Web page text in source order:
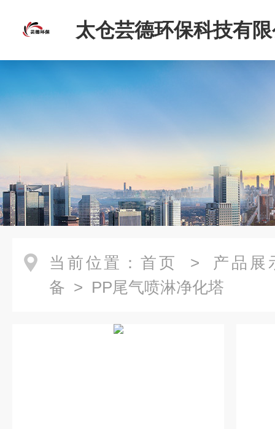
太仓芸德环保科技有
当前位置： 首页 > 产品展
备 > PP尾气喷淋净化塔